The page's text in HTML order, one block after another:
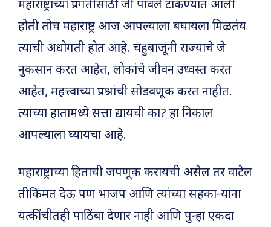
महाराष्ट्राच्या प्रगतीसाठी जी पावले टाकण्यात आली
होती तोच महाराष्ट्र आज आपल्याला बघायला मिळतंय
त्याची अधोगती होत आहे. चहुबाजूंनी राज्याचे जे
नुकसान करत आहेत, लोकांचे जीवन उध्वस्त करत
आहेत, महत्त्वाच्या प्रश्नांची सोडवणूक करत नाहीत.
त्यांच्या हातामध्ये सत्ता द्यायची का? हा निकाल
आपल्याला घ्यायचा आहे.
महाराष्ट्राच्या हिताची जपणूक करायची असेल तर वाटेल
तीकिंमत देऊ पण भाजप आणि त्यांच्या सहका-यांना
यत्कींचीतही पाठिंबा देणार नाही आणि पुन्हा एकदा